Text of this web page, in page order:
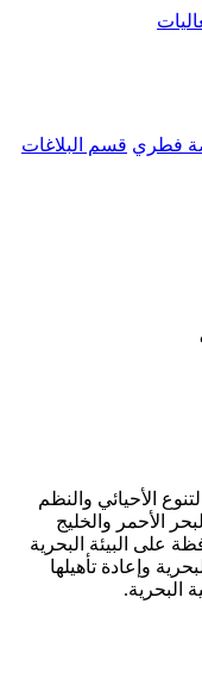
فطري قسم البلاغات
الأحيائي والنظم
الأحمر والخليج
على البيئة البحرية
وإعادة تأهيلها
البحرية.